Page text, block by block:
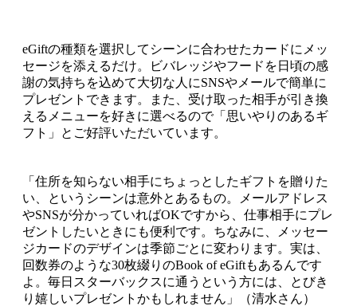
eGiftの種類を選択してシーンに合わせたカードにメッ
セージを添えるだけ。ビバレッジやフードを日頃の感
謝の気持ちを込めて大切な人にSNSやメールで簡単に
プレゼントできます。また、受け取った相手が引き換
えるメニューを好きに選べるので「思いやりのあるギ
フト」とご好評いただいています。
「住所を知らない相手にちょっとしたギフトを贈りた
い、というシーンは意外とあるもの。メールアドレス
やSNSが分かっていればOKですから、仕事相手にプレ
ゼントしたいときにも便利です。ちなみに、メッセー
ジカードのデザインは季節ごとに変わります。実は、
回数券のような30枚綴りのBook of eGiftもあるんです
よ。毎日スターバックスに通うという方には、とびき
り嬉しいプレゼントかもしれません」（清水さん）